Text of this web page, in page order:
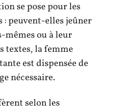
se pose pour les
: peuvent-elles jeûner
mêmes ou à leur
textes, la femme
est dispensée de
nécessaire.
selon les